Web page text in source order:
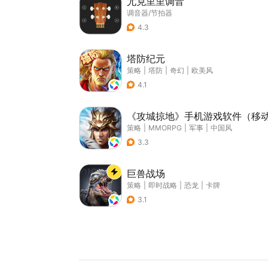
调音器/节拍器
4.3
塔防纪元
策略 塔防 奇幻
欧美风
4.1
《攻城掠地》手机游戏软件（移
策略 MMORPG 军事
中国风
3.3
巨兽战场
策略 即时战略 恐龙
卡牌
3.1